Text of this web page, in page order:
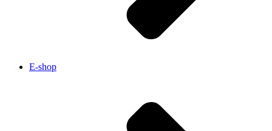
E-shop